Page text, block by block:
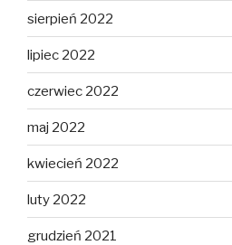
sierpień 2022
lipiec 2022
czerwiec 2022
maj 2022
kwiecień 2022
luty 2022
grudzień 2021